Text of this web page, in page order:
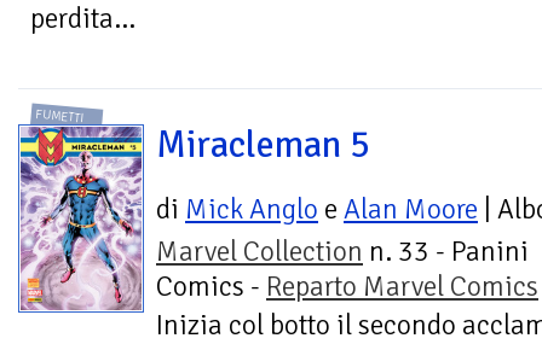
perdita...
FUMETTI
Miracleman 5
di Mick Anglo e Alan Moore |
Marvel Collection n. 33 - Panini
Comics - Reparto Marvel Comics
Inizia col botto il secondo